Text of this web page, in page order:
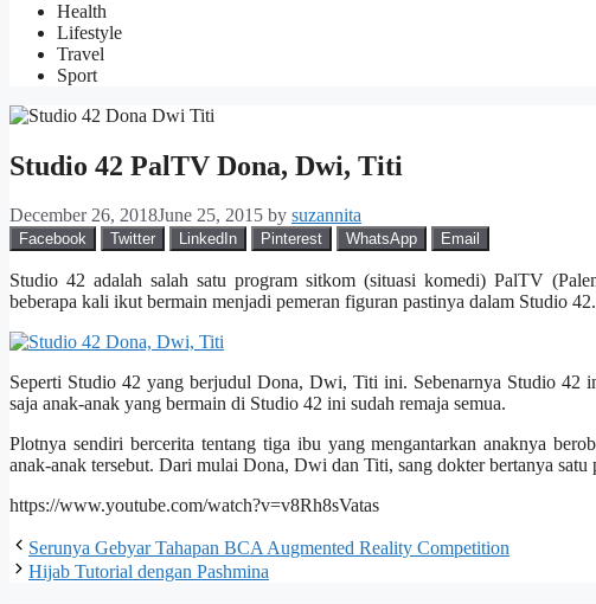
Health
Lifestyle
Travel
Sport
Studio 42 PalTV Dona, Dwi, Titi
December 26, 2018June 25, 2015 by suzannita
Facebook Twitter LinkedIn Pinterest WhatsApp Email
Studio 42 adalah salah satu program sitkom (situasi komedi) PalTV
beberapa kali ikut bermain menjadi pemeran figuran pastinya dalam Studio 42.
Seperti Studio 42 yang berjudul Dona, Dwi, Titi ini. Sebenarnya Studio 42
saja anak-anak yang bermain di Studio 42 ini sudah remaja semua.
Plotnya sendiri bercerita tentang tiga ibu yang mengantarkan anaknya
anak-anak tersebut. Dari mulai Dona, Dwi dan Titi, sang dokter bertanya
https://www.youtube.com/watch?v=v8Rh8sVatas
Serunya Gebyar Tahapan BCA Augmented Reality Competition
Hijab Tutorial dengan Pashmina